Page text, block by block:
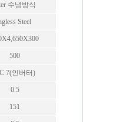
수냉방식
Steel
500
7(인버터)
0.5
151